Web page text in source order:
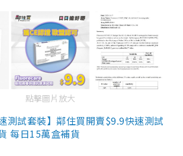
點擊圖片放大
測試套裝】鄰住買開賣$9.9快速測試
每日15萬盒補貨